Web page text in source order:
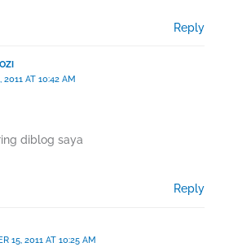
Reply
2011 AT 10:42 AM
diblog saya
Reply
15, 2011 AT 10:25 AM